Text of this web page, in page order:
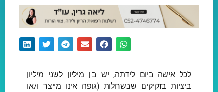
לכל אישה ביום לידתה, יש בין מיליון לשני מיליון
ביציות בזקיקים שבשחלות (גופה אינו מייצר ו/או